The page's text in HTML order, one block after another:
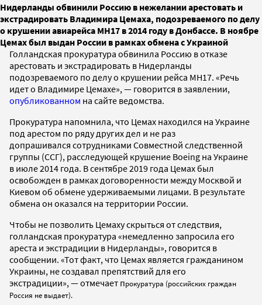
Нидерланды обвинили Россию в нежелании арестовать и
экстрадировать Владимира Цемаха, подозреваемого по делу
о крушении авиарейса MH17 в 2014 году в Донбассе. В ноябре
Цемах был выдан России в рамках обмена с Украиной
Голландская прокуратура обвинила Россию в отказе
арестовать и экстрадировать в Нидерланды
подозреваемого по делу о крушении рейса MH17. «Речь
идет о Владимире Цемахе», — говорится в заявлении,
опубликованном на сайте ведомства.
Прокуратура напомнила, что Цемах находился на Украине
под арестом по ряду других дел и не раз
допрашивался сотрудниками Совместной следственной
группы (ССГ), расследующей крушение Boeing на Украине
в июле 2014 года. В сентябре 2019 года Цемах был
освобожден в рамках договоренности между Москвой и
Киевом об обмене удерживаемыми лицами. В результате
обмена он оказался на территории России.
Чтобы не позволить Цемаху скрыться от следствия,
голландская прокуратура «немедленно запросила его
ареста и экстрадиции в Нидерланды», говорится в
сообщении. «Тот факт, что Цемах является гражданином
Украины, не создавал препятствий для его
экстрадиции», — отмечает прокуратура (российских граждан
Россия не выдает).